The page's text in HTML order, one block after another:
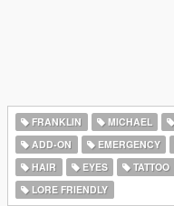
FRANKLIN MICHAEL
ADD-ON
EMERGENCY
HAIR
EYES TATTOO
LORE FRIENDLY